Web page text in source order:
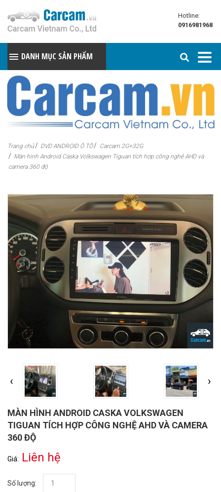
Hotline:
0916981968
DANH MỤC SẢN PHẨM
Trang chủ DVD ANDROID Ô TÔ
Carcam 2G+32G
Màn hình Android Caska Volkswagen Tiguan tích hợp công nghệ AHD và
camera 360 độ
‹ ›
MÀN HÌNH ANDROID CASKA VOLKSWAGEN
TIGUAN TÍCH HỢP CÔNG NGHỆ AHD VÀ CAMERA
360 ĐỘ
Giá: Liên hệ
Số lượng: